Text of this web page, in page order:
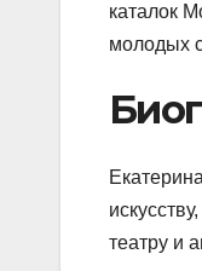
каталок
молодых
театру и